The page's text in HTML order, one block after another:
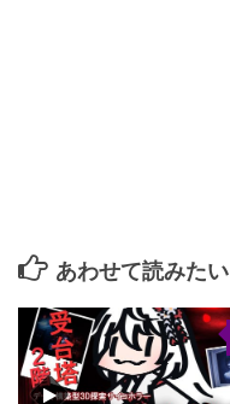
あわせて読みたい